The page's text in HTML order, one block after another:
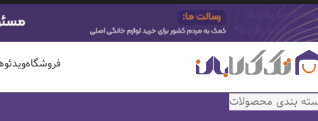
Skip to navigation
Skip to main content
فروشگاه
بندی محصولات